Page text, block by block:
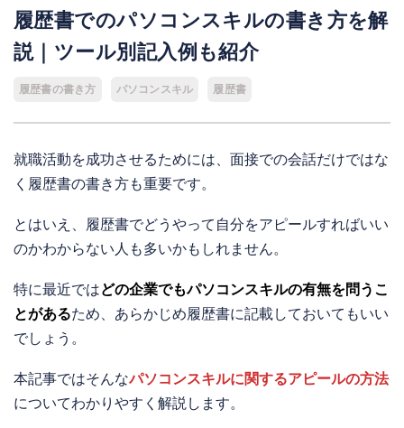
履歴書でのパソコンスキルの書き方を解
説｜ツール別記入例も紹介
履歴書の書き方 パソコンスキル 履歴書
就職活動を成功させるためには、面接での会話だけではな
く履歴書の書き方も重要です。
とはいえ、履歴書でどうやって自分をアピールすればいい
のかわからない人も多いかもしれません。
特に最近ではどの企業でもパソコンスキルの有無を問うこ
とがあるため、あらかじめ履歴書に記載しておいてもいい
でしょう。
本記事ではそんなパソコンスキルに関するアピールの方法
についてわかりやすく解説します。